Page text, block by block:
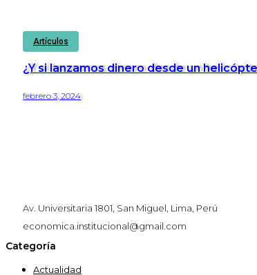
Artículos
¿Y si lanzamos dinero desde un
febrero 3, 2024
Av. Universitaria 1801, San Miguel, Lima, Perú
economica.institucional@gmail.com
Categoría
Actualidad